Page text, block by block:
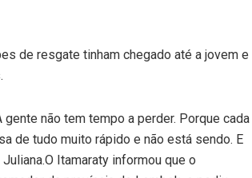
de resgate tinham chegado até a jovem e
não tem tempo a perder. Porque cada
de tudo muito rápido e não está sendo. E
Itamaraty informou que o